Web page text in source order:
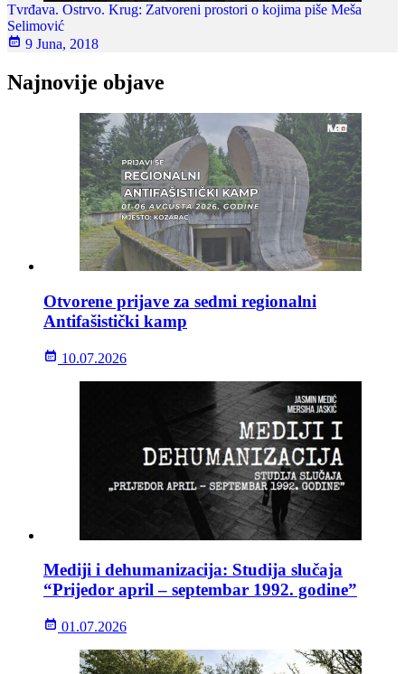
Tvrđava. Ostrvo. Krug: Zatvoreni prostori o kojima piše Meša
Selimović
9 Juna, 2018
Najnovije objave
Otvorene prijave za sedmi regionalni
Antifašistički kamp
10.07.2026
Mediji i dehumanizacija: Studija slučaja
“Prijedor april – septembar 1992. godine”
01.07.2026